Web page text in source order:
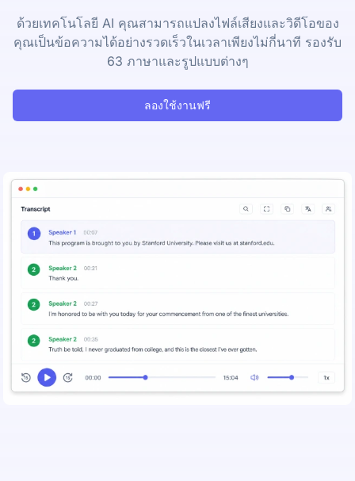
ด้วยเทคโนโลยี AI คุณสามารถแปลงไฟล์เสียงและวิดีโอของ
คุณเป็นข้อความได้อย่างรวดเร็วในเวลาเพียงไม่กี่นาที รองรับ
63 ภาษาและรูปแบบต่างๆ
ลองใช้งานฟรี